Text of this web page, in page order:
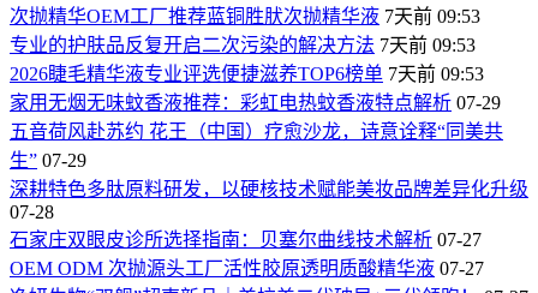
次抛精华OEM工厂推荐蓝铜胜肰次抛精华液 7天前 09:53
专业的护肤品反复开启二次污染的解决方法 7天前 09:53
2026睫毛精华液专业评选便捷滋养TOP6榜单 7天前 09:53
家用无烟无味蚊香液推荐：彩虹电热蚊香液特点解析 07-29
五音荷风赴苏约 花王（中国）疗愈沙龙，诗意诠释“同美共
生” 07-29
深耕特色多肽原料研发，以硬核技术赋能美妆品牌差异化升级
07-28
石家庄双眼皮诊所选择指南：贝塞尔曲线技术解析 07-27
OEM ODM 次抛源头工厂活性胶原透明质酸精华液 07-27